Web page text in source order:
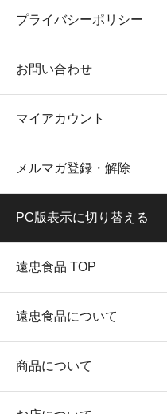
プライバシーポリシー
お問い合わせ
マイアカウント
メルマガ登録・解除
PC版表示に切り替える
遠忠食品 TOP
遠忠食品について
商品について